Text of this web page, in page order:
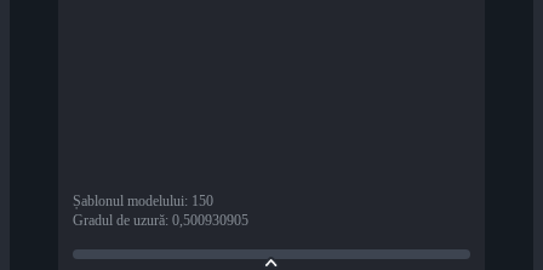
Șablonul modelului: 150
Gradul de uzură: 0,500930905